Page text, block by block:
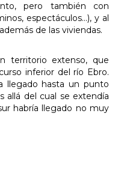
pero también con
espectáculos…), y al
de las viviendas.
territorio extenso, que
inferior del río Ebro.
llegado hasta un punto
allá del cual se extendía
habría llegado no muy